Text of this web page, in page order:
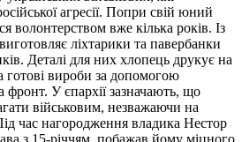
агресії. Попри свій юний
волонтерством вже кілька років. Із
ліхтарики та павербанки
Деталі для них хлопець друкує на
готові вироби за допомогою
фронт. У єпархії зазначають, що
військовим, незважаючи на
час нагородження владика Нестор
з 15-річчям, побажав йому міцного